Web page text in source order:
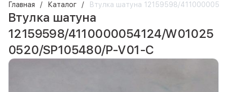
Главная Каталог Втулка шатуна 12159598/
Втулка шатуна
12159598/4110000054124/W01025
0520/SP105480/P-V01-C